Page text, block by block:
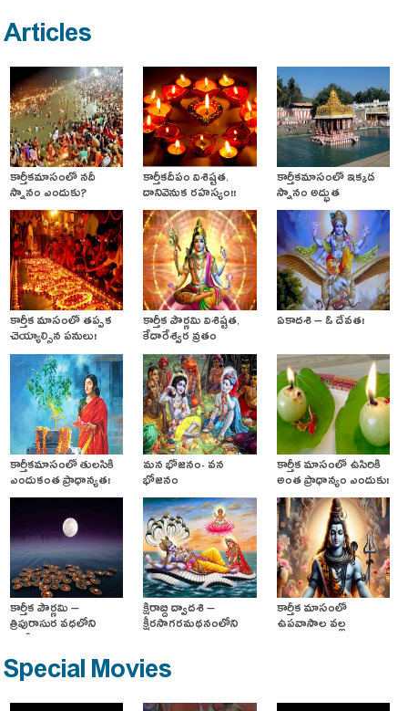
Deeksha
Articles
కార్తీకమాసంలో నదీ
స్నానం ఎందుకు?
కార్తీకదీపం విశిష్టత,
దానివెనుక రహస్యం!!
కార్తీకమాసంలో ఇక్కడ
స్నానం అద్భుత
ఫలితాన్నిస్తుంది!
కార్తీక మాసంలో తప్పక
చెయ్యాల్సిన పనులు!
కార్తీక పౌర్ణమి విశిష్టత,
కేదారేశ్వర వ్రతం
ఏకాదశి – ఓ దేవత!
కార్తీకమాసంలో తులసికి
ఎందుకంత ప్రాధాన్యత!
మన భోజనం- వన
భోజనం
కార్తీక మాసంలో ఉసిరికి
అంత ప్రాధాన్యం ఎందుకు!
కార్తీక పౌర్ణమి –
త్రిపురాసుర వధలోని
ఖగోళ విజ్ఞానం!
క్షీరాబ్ది ద్వాదశి –
క్షీరసాగరమథనంలోని
కార్తీక మాసంలో
ఉపవాసాల వల్ల
Special Movies